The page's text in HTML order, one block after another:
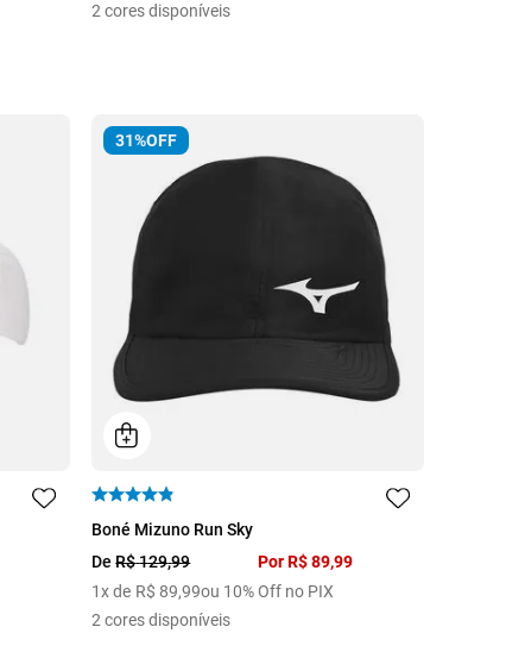
2 cores disponíveis
31%OFF
U
Boné Mizuno Run Sky
DeR$129,99 PorR$ 89,99
1x de R$ 89,99ou 10% Off no PIX
2 cores disponíveis